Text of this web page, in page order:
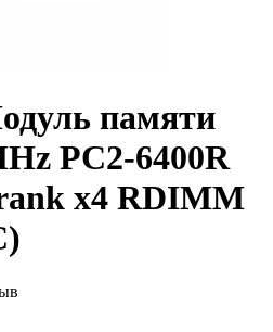
памяти
PC2-6400R
x4 RDIMM